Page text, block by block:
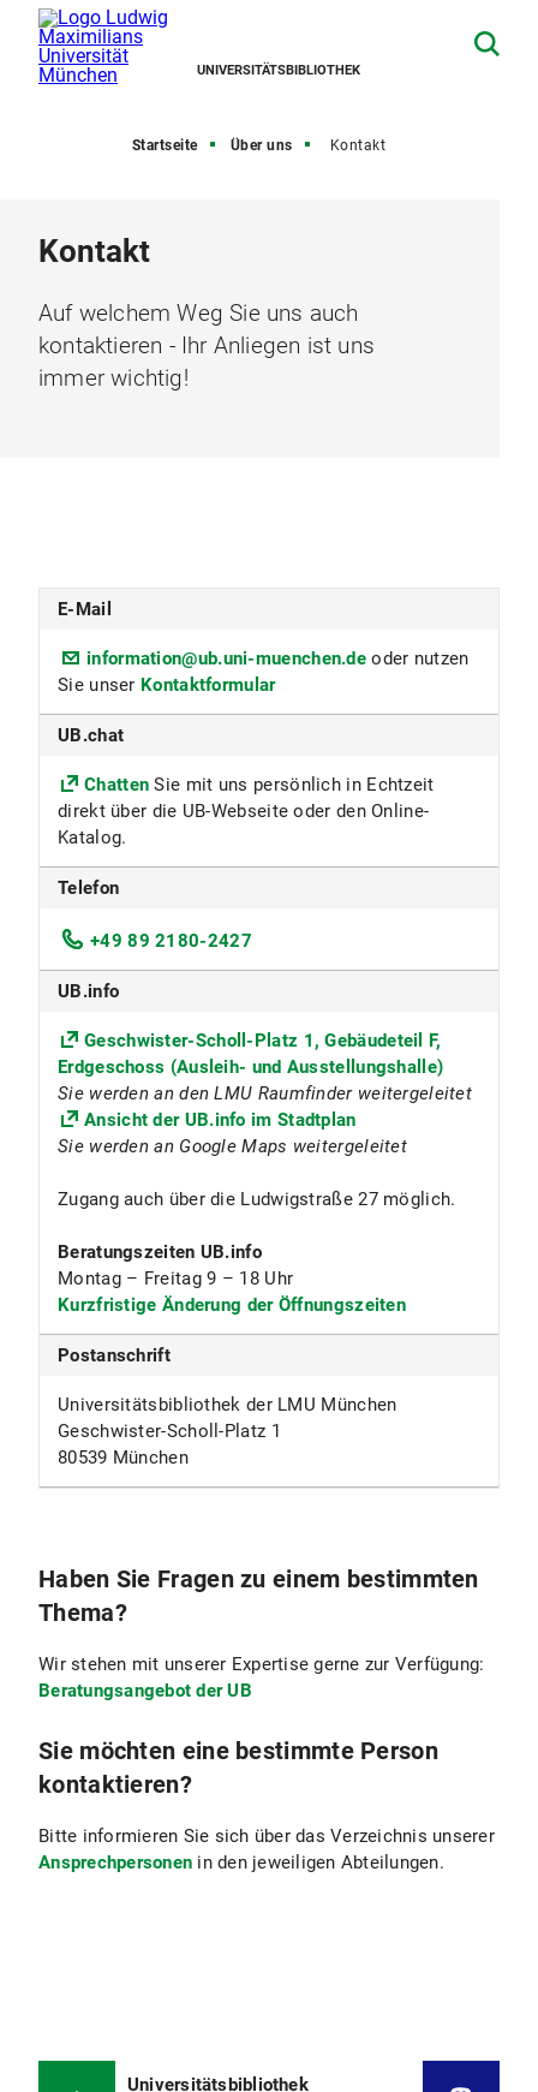
UNIVERSITÄTSBIBLIOTHEK
Startseite Über uns Kontakt
Kontakt
Auf welchem Weg Sie uns auch
kontaktieren - Ihr Anliegen ist uns
immer wichtig!
E-Mail
information@ub.uni-muenchen.de oder nutzen
Sie unser Kontaktformular
UB.chat
ChattenSie mit uns persönlich in Echtzeit
direkt über die UB-Webseite oder den Online-
Katalog.
Telefon
+49 89 2180-2427
UB.info
Geschwister-Scholl-Platz 1, Gebäudeteil F,
Erdgeschoss (Ausleih- und Ausstellungshalle)
Sie werden an den LMU Raumfinder weitergeleitet
Ansicht der UB.info im Stadtplan
Sie werden an Google Maps weitergeleitet
Zugang auch über die Ludwigstraße 27 möglich.
Beratungszeiten UB.info
Montag – Freitag 9 – 18 Uhr
Kurzfristige Änderung der Öffnungszeiten
Postanschrift
Universitätsbibliothek der LMU München
Geschwister-Scholl-Platz 1
80539 München
Haben Sie Fragen zu einem bestimmten
Thema?
Wir stehen mit unserer Expertise gerne zur Verfügung:
Beratungsangebot der UB
Sie möchten eine bestimmte Person
kontaktieren?
Bitte informieren Sie sich über das Verzeichnis unserer
Ansprechpersonen in den jeweiligen Abteilungen.
Universitätsbibliothek